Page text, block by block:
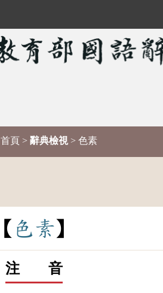
首頁 > 辭典檢視 > 色素
色素
注 音